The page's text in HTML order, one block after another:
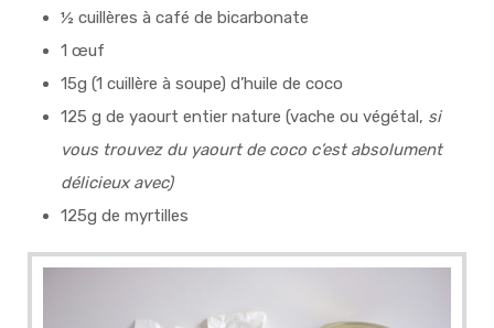
½ cuillères à café de bicarbonate
1 œuf
15g (1 cuillère à soupe) d’huile de coco
125 g de yaourt entier nature (vache ou végétal, si
vous trouvez du yaourt de coco c’est absolument
délicieux avec)
125g de myrtilles